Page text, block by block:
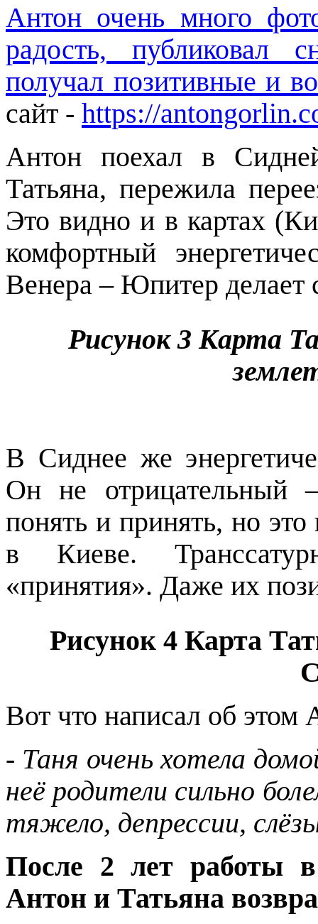
Антон очень много
радость, публиковал
получал позитивные и
сайт - https://
Антон поехал в
Татьяна, пережила
Это видно и в картах
комфортный
Венера – Юпитер делает
Рисунок3 Карта
В Сиднее же
Он не отрицательный
понять и принять, но
в Киеве.
«принятия». Даже их
Рисунок 4Карта
Вот что написал об этом
- Таня очень хотела
неё родители сильно
тяжело, депрессии,
После 2 лет работы
Антон и Татьяна